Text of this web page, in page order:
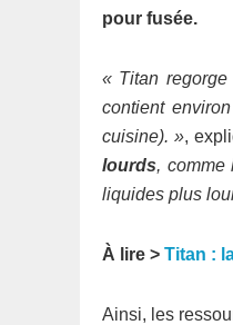
pour fusée.
« Titan
contient
cuisine). »,
lourds, comme
liquides plus
À lire > Titan :
Ainsi, les